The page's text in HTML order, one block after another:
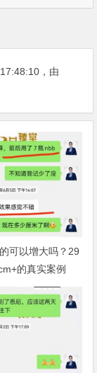
17:48:10 ，由
可以增大吗？29
的真实案例